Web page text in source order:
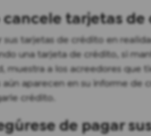
cancele tarjetas
sus tarjetas de crédito en
una tarjeta de crédito, si
muestra a los acreedores que
aún aparecen en su informe de
crédito.
de pagar